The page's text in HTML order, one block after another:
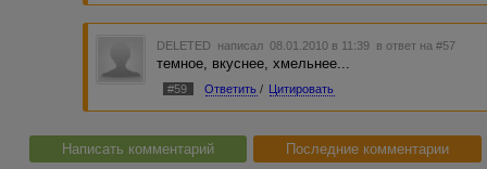
DELETED написал 08.01.2010 в 11:39 в ответ на #57
темное, вкуснее, хмельнее...
#59 Ответить / Цитировать
Написать комментарий Последние комментарии